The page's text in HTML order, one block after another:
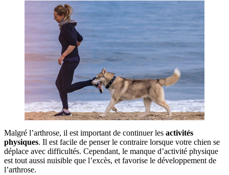
Malgré l’arthrose, il est important de continuer les activités
physiques. Il est facile de penser le contraire lorsque votre chien se
déplace avec difficultés. Cependant, le manque d’activité physique
est tout aussi nuisible que l’excès, et favorise le développement de
l’arthrose.